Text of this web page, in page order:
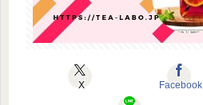
X Facebook